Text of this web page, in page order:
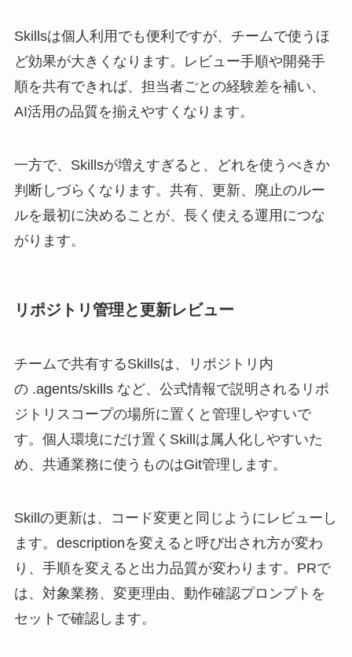
Skillsは個人利用でも便利ですが、チームで使うほ
ど効果が大きくなります。レビュー手順や開発手
順を共有できれば、担当者ごとの経験差を補い、
AI活用の品質を揃えやすくなります。
一方で、Skillsが増えすぎると、どれを使うべきか
判断しづらくなります。共有、更新、廃止のルー
ルを最初に決めることが、長く使える運用につな
がります。
リポジトリ管理と更新レビュー
チームで共有するSkillsは、リポジトリ内
の .agents/skills など、公式情報で説明されるリポ
ジトリスコープの場所に置くと管理しやすいで
す。個人環境にだけ置くSkillは属人化しやすいた
め、共通業務に使うものはGit管理します。
Skillの更新は、コード変更と同じようにレビューし
ます。descriptionを変えると呼び出され方が変わ
り、手順を変えると出力品質が変わります。PRで
は、対象業務、変更理由、動作確認プロンプトを
セットで確認します。